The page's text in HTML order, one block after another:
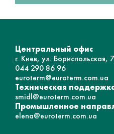
Центральный офис
г. Киев, ул. Бориспольская,
044 290 86 96
euroterm@euroterm.com.ua
Техническая
smidl@euroterm.com.ua
Промышленное
elena@euroterm.com.ua